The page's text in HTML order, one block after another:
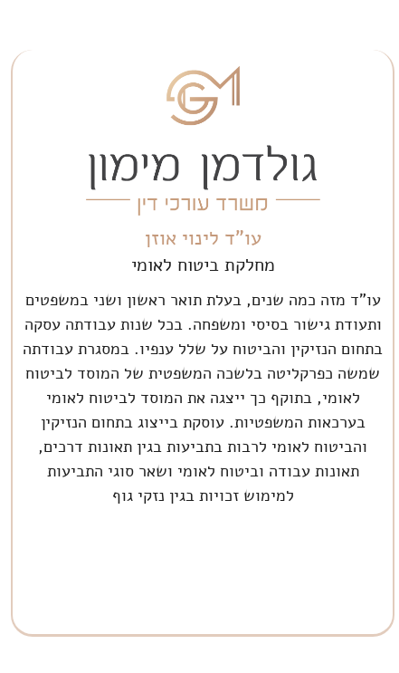
עו"ד לינוי אוזן
מחלקת ביטוח לאומי
עו"ד מזה כמה שנים, בעלת תואר ראשון ושני במשפטים
ותעודת גישור בסיסי ומשפחה. בכל שנות עבודתה עסקה
בתחום הנזיקין והביטוח על שלל ענפיו. במסגרת עבודתה
שמשה כפרקליטה בלשכה המשפטית של המוסד לביטוח
לאומי, בתוקף כך ייצגה את המוסד לביטוח לאומי
בערכאות המשפטיות. עוסקת בייצוג בתחום הנזיקין
והביטוח לאומי לרבות בתביעות בגין תאונות דרכים,
תאונות עבודה וביטוח לאומי ושאר סוגי התביעות
למימוש זכויות בגין נזקי גוף